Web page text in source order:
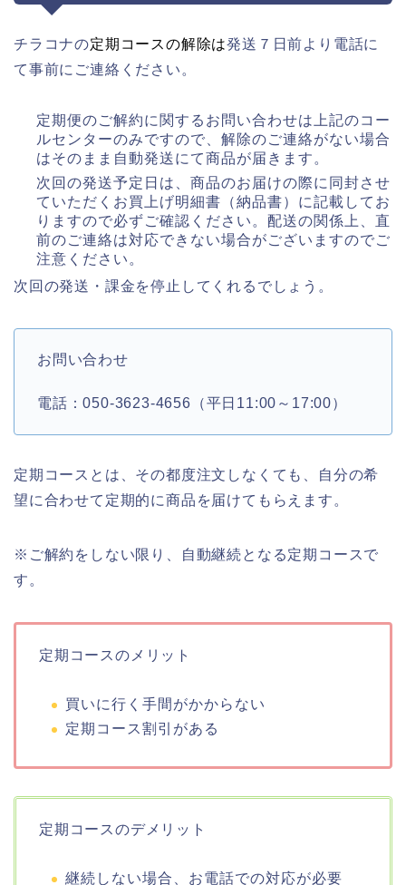
チラコナの定期コースの解除は発送７日前より電話に
て事前にご連絡ください。
定期便のご解約に関するお問い合わせは上記のコー
ルセンターのみですので、解除のご連絡がない場合
はそのまま自動発送にて商品が届きます。
次回の発送予定日は、商品のお届けの際に同封させ
ていただくお買上げ明細書（納品書）に記載してお
りますので必ずご確認ください。配送の関係上、直
前のご連絡は対応できない場合がございますのでご
注意ください。
次回の発送・課金を停止してくれるでしょう。
お問い合わせ
電話：050-3623-4656（平日11:00～17:00）
定期コースとは、その都度注文しなくても、自分の希
望に合わせて定期的に商品を届けてもらえます。
※ご解約をしない限り、自動継続となる定期コースで
す。
定期コースのメリット
買いに行く手間がかからない
定期コース割引がある
定期コースのデメリット
継続しない場合、お電話での対応が必要